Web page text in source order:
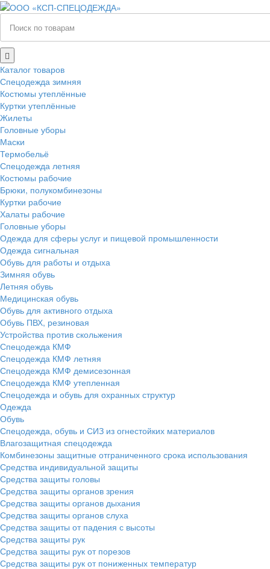
Каталог товаров
Спецодежда зимняя
Костюмы утеплённые
Куртки утеплённые
Жилеты
Головные уборы
Маски
Термобельё
Спецодежда летняя
Костюмы рабочие
Брюки, полукомбинезоны
Куртки рабочие
Халаты рабочие
Головные уборы
Одежда для сферы услуг и пищевой промышленности
Одежда сигнальная
Обувь для работы и отдыха
Зимняя обувь
Летняя обувь
Медицинская обувь
Обувь для активного отдыха
Обувь ПВХ, резиновая
Устройства против скольжения
Спецодежда КМФ
Спецодежда КМФ летняя
Спецодежда КМФ демисезонная
Спецодежда КМФ утепленная
Спецодежда и обувь для охранных структур
Одежда
Обувь
Спецодежда, обувь и СИЗ из огнестойких материалов
Влагозащитная спецодежда
Комбинезоны защитные отграниченного срока использования
Средства индивидуальной защиты
Средства защиты головы
Средства защиты органов зрения
Средства защиты органов дыхания
Средства защиты органов слуха
Средства защиты от падения с высоты
Средства защиты рук
Средства защиты рук от порезов
Средства защиты рук от пониженных температур